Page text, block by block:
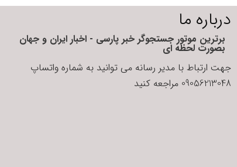
درباره ما
برترین موتور جستجوگر خبر پارسی - اخبار ایران و جهان
بصورت لحظه ای
جهت ارتباط با مدیر رسانه می توانید به شماره واتساپ
09056213048 مراجعه کنید